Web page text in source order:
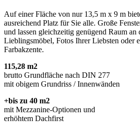
Auf einer Fläche von nur 13,5 m x 9 m
ausreichend Platz für Sie alle. Große
und lassen gleichzeitig genügend Raum
Lieblingsmöbel, Fotos Ihrer Liebsten oder
Farbakzente.
115,28 m2
brutto Grundfläche nach DIN 277
mit obigem Grundriss / Innenwänden
+bis zu 40 m2
mit Mezzanine-Optionen und
erhöhtem Dachfirst